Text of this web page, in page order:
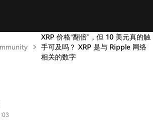
XRP 价格“翻倍”，但 10 美元真的触
手可及吗？ XRP 是与 Ripple 网络
相关的数字